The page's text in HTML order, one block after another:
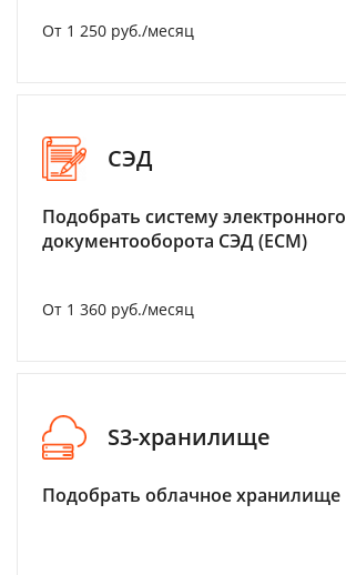
От 1 250 руб./месяц
СЭД
Подобрать систему электронного
документооборота СЭД (ECM)
От 1 360 руб./месяц
S3-хранилище
Подобрать облачное хранилище